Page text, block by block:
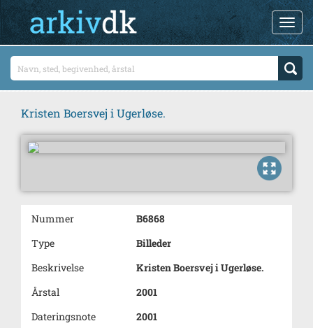
Kristen Boersvej i Ugerløse.
Nummer
B6868
Type
Billeder
Beskrivelse
Kristen Boersvej i Ugerløse.
Årstal
2001
Dateringsnote
2001